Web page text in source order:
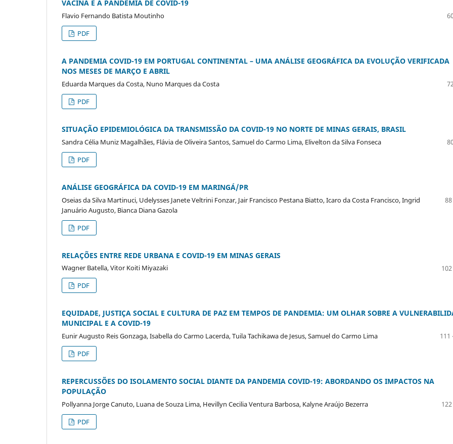
VACINA E A PANDEMIA DE COVID-19
Flavio Fernando Batista Moutinho
PDF
A PANDEMIA COVID-19 EM PORTUGAL CONTINENTAL – UMA ANÁLISE GEOGRÁFICA DA EVOLUÇÃO VERIFICADA
NOS MESES DE MARÇO E ABRIL
Eduarda Marques da Costa, Nuno Marques da Costa
PDF
SITUAÇÃO EPIDEMIOLÓGICA DA TRANSMISSÃO DA COVID-19 NO NORTE DE MINAS GERAIS, BRASIL
Sandra Célia Muniz Magalhães, Flávia de Oliveira Santos, Samuel do Carmo Lima, Elivelton da Silva Fonseca
PDF
ANÁLISE GEOGRÁFICA DA COVID-19 EM MARINGÁ/PR
Oseias da Silva Martinuci, Udelysses Janete Veltrini Fonzar, Jair Francisco Pestana Biatto, Icaro da Costa Francisco, Ingrid
Januário Augusto, Bianca Diana Gazola
PDF
RELAÇÕES ENTRE REDE URBANA E COVID-19 EM MINAS GERAIS
Wagner Batella, Vitor Koiti Miyazaki
PDF
EQUIDADE, JUSTIÇA SOCIAL E CULTURA DE PAZ EM TEMPOS DE PANDEMIA: UM OLHAR SOBRE A
MUNICIPAL E A COVID-19
Eunir Augusto Reis Gonzaga, Isabella do Carmo Lacerda, Tuila Tachikawa de Jesus, Samuel do Carmo Lima
111
PDF
REPERCUSSÕES DO ISOLAMENTO SOCIAL DIANTE DA PANDEMIA COVID-19: ABORDANDO OS IMPACTOS NA
POPULAÇÃO
Pollyanna Jorge Canuto, Luana de Souza Lima, Hevillyn Cecilia Ventura Barbosa, Kalyne Araújo Bezerra
PDF